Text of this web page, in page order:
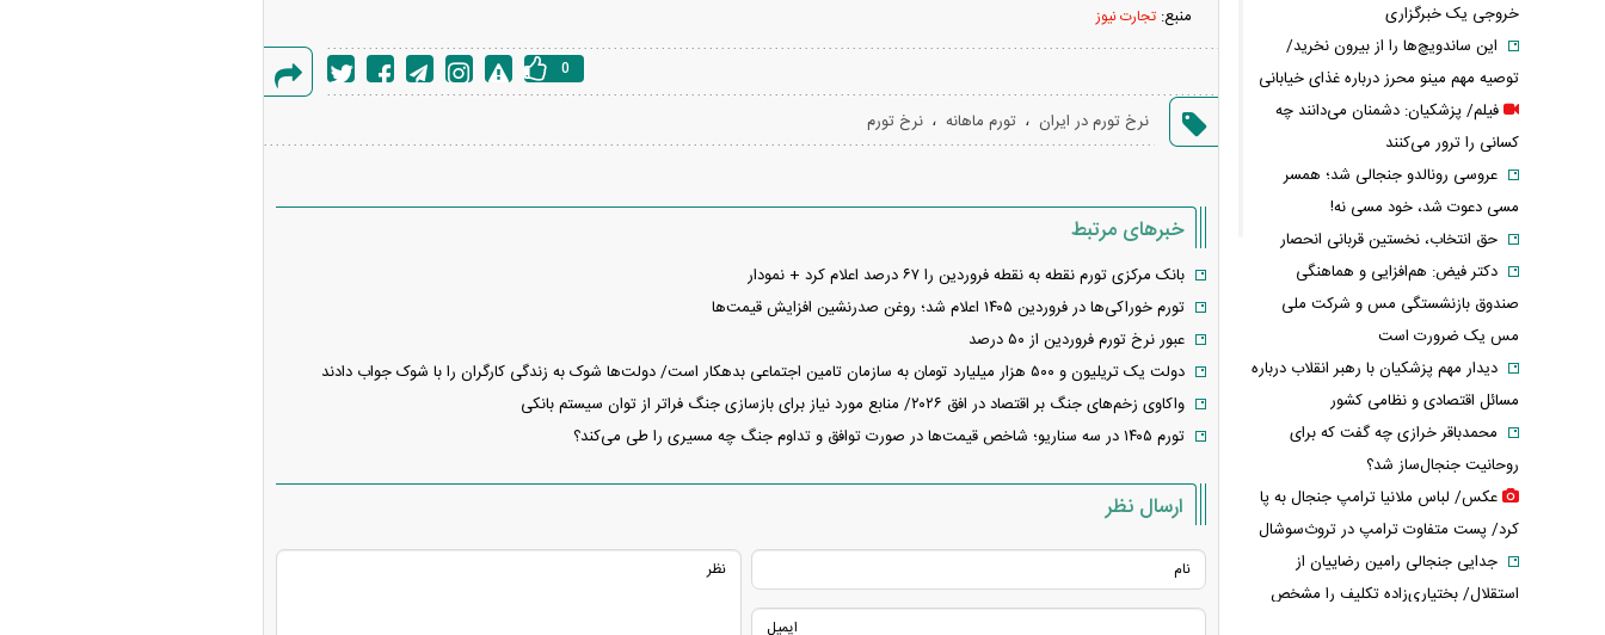
منبع: تجارت نیوز
گزارش
0
نرخ تورم در ایران ، تورم ماهانه ، نرخ تورم
خبرهای مرتبط
بانک مرکزی تورم نقطه به نقطه فروردین را ۶۷ درصد اعلام کرد + نمودار
تورم خوراکی‌ها در فروردین ۱۴۰۵ اعلام شد؛ روغن صدرنشین افزایش قیمت‌ها
عبور نرخ تورم فروردین از ۵۰ درصد
دولت یک تریلیون و ۵۰۰ هزار میلیارد تومان به سازمان تامین اجتماعی بدهکار است/ دولت‌ها شوک به زندگی کارگران را با شوک جواب دادند
واکاوی زخم‌های جنگ بر اقتصاد در افق ۲۰۲۶/ منابع مورد نیاز برای بازسازی جنگ فراتر از توان سیستم بانکی
تورم ۱۴۰۵ در سه سناریو؛ شاخص قیمت‌ها در صورت توافق و تداوم جنگ چه مسیری را طی می‌کند؟
ارسال نظر
خروجی یک خبرگزاری
این ساندویچ‌ها را از بیرون نخرید/
توصیه مهم مینو محرز درباره غذای خیابانی
فیلم/ پزشکیان: دشمنان می‌دانند چه
کسانی را ترور می‌کنند
عروسی رونالدو جنجالی شد؛ همسر
مسی دعوت شد، خود مسی نه!
حق انتخاب، نخستین قربانی انحصار
دکتر فیض: هم‌افزایی و هماهنگی
صندوق بازنشستگی مس و شرکت ملی
مس یک ضرورت است
دیدار مهم پزشکیان با رهبر انقلاب درباره
مسائل اقتصادی و نظامی کشور
محمدباقر خرازی چه گفت که برای
روحانیت جنجال‌ساز شد؟
عکس/ لباس ملانیا ترامپ جنجال به پا
کرد/ پست متفاوت ترامپ در تروث‌سوشال
جدایی جنجالی رامین رضاییان از
استقلال/ بختیاری‌زاده تکلیف را مشخص